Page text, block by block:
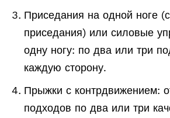
Приседания на одной ноге
приседания) или силовые
одну ногу: по два или три
каждую сторону.
Прыжки с контрдвижением:
подходов по два или три